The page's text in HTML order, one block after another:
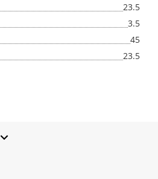
23.5
3.5
45
23.5